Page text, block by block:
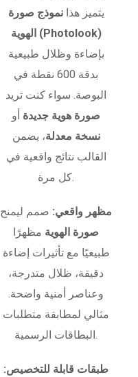
يتميز هذانموذج صورة
الهوية (Photolook)
بإضاءة وظلال طبيعية
بدقة 600 نقطة في
البوصة. سواء كنت تريد
صورة هوية جديدة أو
نسخة معدلة، يضمن
القالب نتائج واقعية في
كل مرة.
مظهر واقعي: صمم ليمنح
صورة الهوية مظهرًا
طبيعيًا مع تأثيرات إضاءة
دقيقة، ظلال متدرجة،
وعناصر أمنية واضحة.
مثالي لمطابقة متطلبات
البطاقات الرسمية.
طبقات قابلة للتخصيص: